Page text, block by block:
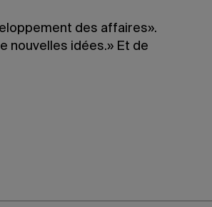
des affaires».
nouvelles idées.» Et de